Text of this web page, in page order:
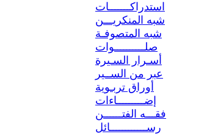
استدراكـــــــات
شبه المنكريـــن
شبه المتصوفـة
صلــــــــــوات
أسـرار السـيرة
عبر من الســير
أوراق تربـوية
إضـــــــــاءات
فقـــه الفتــــــن
رســــــــــــائل